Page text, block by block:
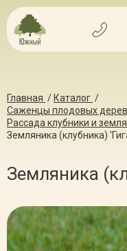
Главная / Каталог /
Саженцы плодовых
Рассада клубники и
Земляника (клубника)
Земляника